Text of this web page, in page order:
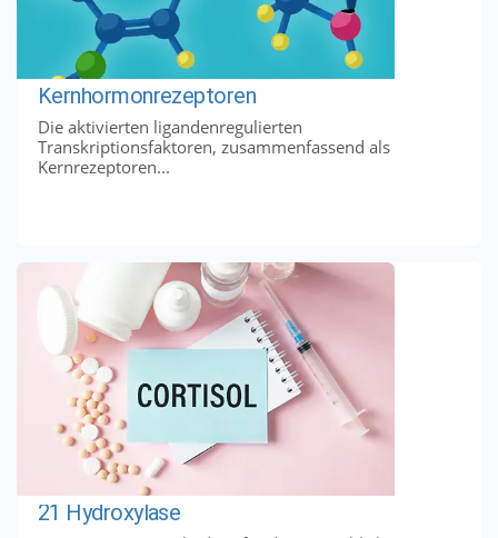
Kernhormonrezeptoren
Die aktivierten ligandenregulierten
Transkriptionsfaktoren, zusammenfassend als
Kernrezeptoren...
21 Hydroxylase